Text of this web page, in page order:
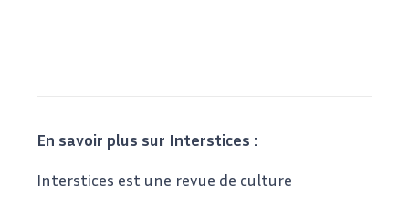
En savoir plus sur Interstices :
Interstices est une revue de culture